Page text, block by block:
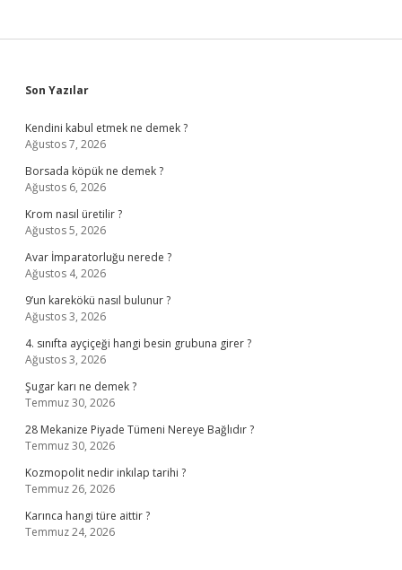
Sidebar
Son Yazılar
Kendini kabul etmek ne demek ?
Ağustos 7, 2026
Borsada köpük ne demek ?
Ağustos 6, 2026
Krom nasıl üretilir ?
Ağustos 5, 2026
Avar İmparatorluğu nerede ?
Ağustos 4, 2026
9’un karekökü nasıl bulunur ?
Ağustos 3, 2026
4. sınıfta ayçiçeği hangi besin grubuna girer ?
Ağustos 3, 2026
Şugar karı ne demek ?
Temmuz 30, 2026
28 Mekanize Piyade Tümeni Nereye Bağlıdır ?
Temmuz 30, 2026
Kozmopolit nedir inkılap tarihi ?
Temmuz 26, 2026
Karınca hangi türe aittir ?
Temmuz 24, 2026